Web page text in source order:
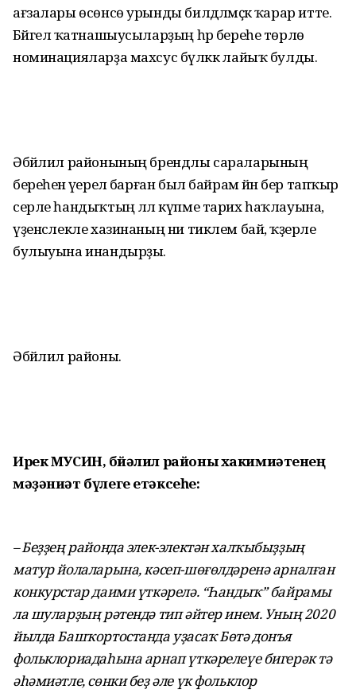
ағзалары өсөнсө урынды билдәләмәҫкә ҡарар итте.
Бәйгелә ҡатнашыусыларҙың һәр береһе төрлө
номинацияларҙа махсус бүләккә лайыҡ булды.
Әбйәлил районының брендлы сара­ларының
береһенә әүерелә барған был байрам йәнә бер тапҡыр
серле һандыҡтың әллә күпме тарих һаҡлауына,
үҙенсәлекле хазинаның ни тиклем бай, ҡәҙерле
булыуына инандырҙы.
Әбйәлил районы.
Ирек МУСИН, Әбйәлил районы хакимиәтенең
мәҙәниәт бүлеге етәксеһе:
– Беҙҙең районда элек-электән халҡыбыҙҙың
матур йолаларына, кәсеп-шөғөлдәренә арналған
конкурстар даими үткәрелә. “Һандыҡ” байрамы
ла шуларҙың рәтендә тип әйтер инем. Уның 2020
йылда Башҡортос­танда уҙасаҡ Бөтә донъя
фолькло­риадаһына арнап үткәрелеүе бигерәк тә
әһә­миәтле, сөнки беҙ әле үк фольклор